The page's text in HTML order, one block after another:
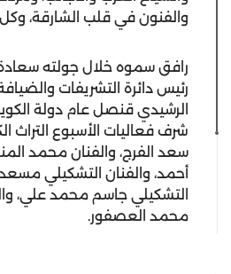
والفنون في قلب الشارقة،
رافق سموه خلال جولته
رئيس دائرة التشريفات
الرشيدي قنصل عام دولة
شرف فعاليات الأسبوع التراث
سعد الفرج، والفنان محمد
أحمد، والفنان التشكيلي
التشكيلي جاسم محمد علي،
محمد العصفور.